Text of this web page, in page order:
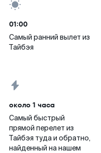
01:00
Самый ранний вылет из
Тайбэя
около 1 часа
Самый быстрый
прямой перелет из
Тайбэя туда и обратно,
найденный на нашем